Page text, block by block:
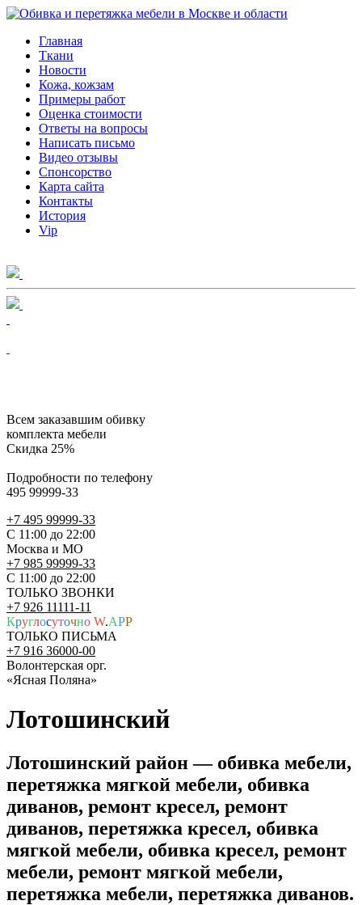
Главная
Ткани
Новости
Кожа, кожзам
Примеры работ
Оценка стоимости
Ответы на вопросы
Написать письмо
Видео отзывы
Спонсорство
Карта сайта
Контакты
История
Vip
Всем заказавшим обивку
комплекта мебели
Скидка 25%
Подробности по телефону
495 99999-33
+7 495 99999-33
С 11:00 до 22:00
Москва и МО
+7 985 99999-33
С 11:00 до 22:00
ТОЛЬКО ЗВОНКИ
+7 926 11111-11
Круглосуточно W.APP
ТОЛЬКО ПИСЬМА
+7 916 36000-00
Волонтерская орг.
«Ясная Поляна»
Лотошинский
Лотошинский район — обивка мебели,
перетяжка мягкой мебели, обивка
диванов, ремонт кресел, ремонт
диванов, перетяжка кресел, обивка
мягкой мебели, обивка кресел, ремонт
мебели, ремонт мягкой мебели,
перетяжка мебели, перетяжка диванов.